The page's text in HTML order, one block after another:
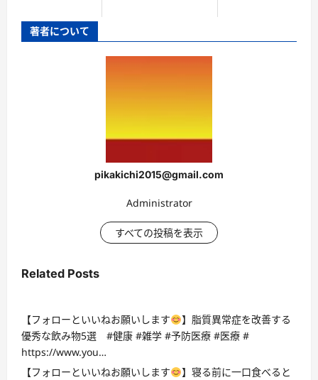
著者について
pikakichi2015@gmail.com
Administrator
すべての投稿を表示
Related Posts
【フォローといいねお願いします
】脂質異常症を改善する
優秀な飲み物5選 #健康 #雑学 #予防医療 #医療 #
https://www.you…
【フォローといいねお願いします
】寝る前に一口食べると